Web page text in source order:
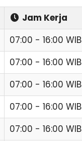
Jam Kerja
07:00 - 16:00 WIB
07:00 - 16:00 WIB
07:00 - 16:00 WIB
07:00 - 16:00 WIB
07:00 - 16:00 WIB